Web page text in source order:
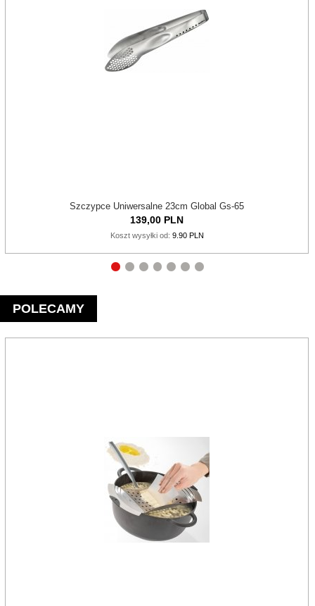
Szczypce Uniwersalne 23cm Global Gs-65
139,00 PLN
Koszt wysyłki od: 9.90 PLN
POLECAMY